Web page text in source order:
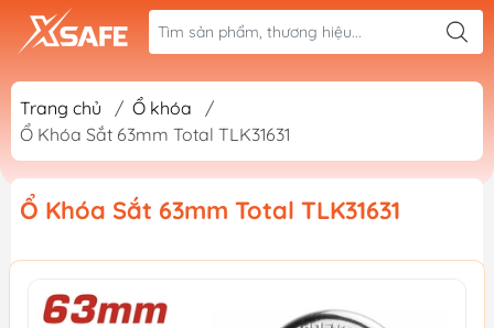
Trang chủ / Ổ khóa
/
Ổ Khóa Sắt 63mm Total TLK31631
Ổ Khóa Sắt 63mm Total TLK31631